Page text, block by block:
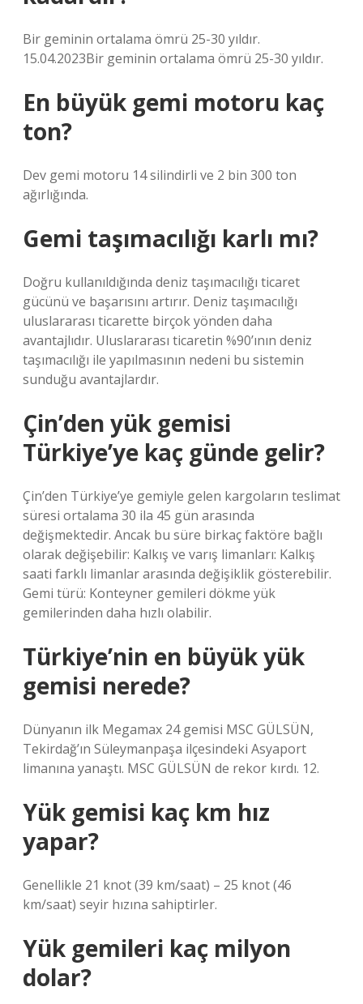
Bir geminin ortalama ömrü 25-30 yıldır.
15.04.2023Bir geminin ortalama ömrü 25-30 yıldır.
En büyük gemi motoru kaç
ton?
Dev gemi motoru 14 silindirli ve 2 bin 300 ton
ağırlığında.
Gemi taşımacılığı karlı mı?
Doğru kullanıldığında deniz taşımacılığı ticaret
gücünü ve başarısını artırır. Deniz taşımacılığı
uluslararası ticarette birçok yönden daha
avantajlıdır. Uluslararası ticaretin %90’ının deniz
taşımacılığı ile yapılmasının nedeni bu sistemin
sunduğu avantajlardır.
Çin’den yük gemisi
Türkiye’ye kaç günde gelir?
Çin’den Türkiye’ye gemiyle gelen kargoların teslimat
süresi ortalama 30 ila 45 gün arasında
değişmektedir. Ancak bu süre birkaç faktöre bağlı
olarak değişebilir: Kalkış ve varış limanları: Kalkış
saati farklı limanlar arasında değişiklik gösterebilir.
Gemi türü: Konteyner gemileri dökme yük
gemilerinden daha hızlı olabilir.
Türkiye’nin en büyük yük
gemisi nerede?
Dünyanın ilk Megamax 24 gemisi MSC GÜLSÜN,
Tekirdağ’ın Süleymanpaşa ilçesindeki Asyaport
limanına yanaştı. MSC GÜLSÜN de rekor kırdı. 12.
Yük gemisi kaç km hız
yapar?
Genellikle 21 knot (39 km/saat) – 25 knot (46
km/saat) seyir hızına sahiptirler.
Yük gemileri kaç milyon
dolar?